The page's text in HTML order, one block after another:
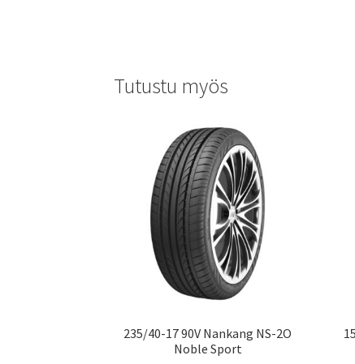
Tutustu myös
235/40-17 90V Nankang NS-2O
Noble Sport